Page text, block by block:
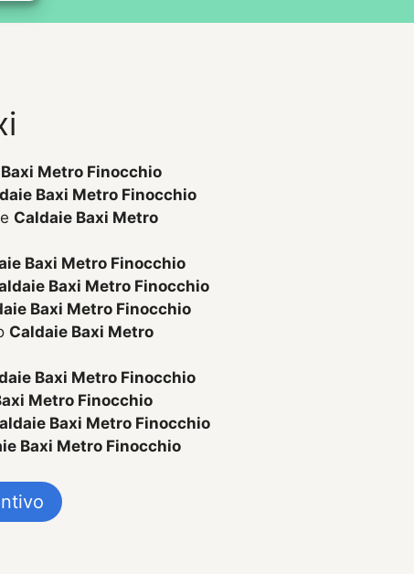
Metro Finocchio
Baxi Metro Finocchio
Caldaie Baxi Metro
Baxi Metro Finocchio
Baxi Metro Finocchio
Baxi Metro Finocchio
Caldaie Baxi Metro
Baxi Metro Finocchio
Metro Finocchio
Baxi Metro Finocchio
Baxi Metro Finocchio